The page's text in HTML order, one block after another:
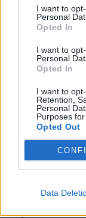
I want to
Personal
Opted In
I want to
Personal
Opted In
I want to
Retention,
Personal
Purposes
Opted Out
Data
παρόμοιες
προσφοράς και
Η διοίκηση και
Διάβασε
"Αξιον